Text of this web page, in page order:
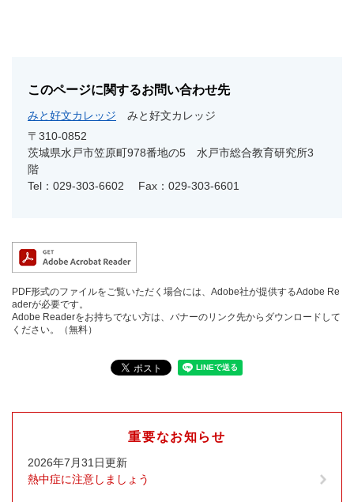
このページに関するお問い合わせ先
みと好文カレッジ
みと好文カレッジ
〒310-0852
茨城県水戸市笠原町978番地の5 水戸市総合教育研究所3
階
Tel：029-303-6602
Fax：029-303-6601
PDF形式のファイルをご覧いただく場合には、Adobe社が提供するAdobe Re
aderが必要です。
Adobe Readerをお持ちでない方は、バナーのリンク先からダウンロードして
ください。（無料）
重要なお知らせ
2026年7月31日更新
熱中症に注意しましょう